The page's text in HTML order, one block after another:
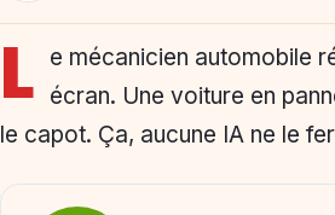
L
e mécanicien automobile
écran. Une voiture en
le capot. Ça, aucune IA ne le